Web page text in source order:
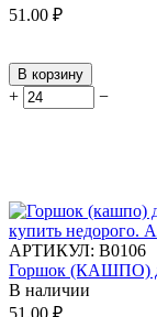
51.00 ₽
В корзину
+ −
АРТИКУЛ: В0106
Горшок (КАШПО)
В наличии
51.00 ₽